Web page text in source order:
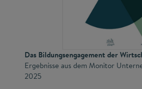
Das Bildungsengagement der
Ergebnisse aus dem Monitor
2025